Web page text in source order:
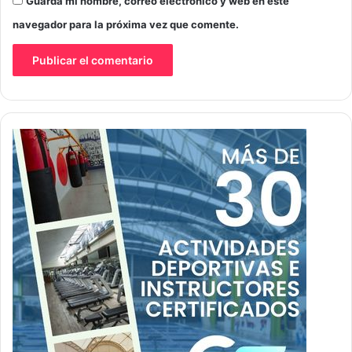
navegador para la próxima vez que comente.